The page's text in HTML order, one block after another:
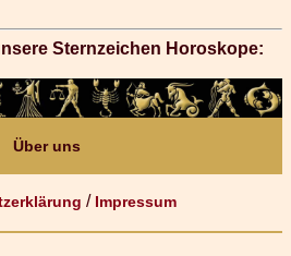
Sternzeichen Horoskope:
Über uns
/ Impressum